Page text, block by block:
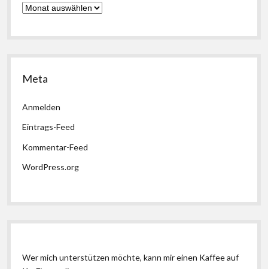
Archiv
Meta
Anmelden
Eintrags-Feed
Kommentar-Feed
WordPress.org
Wer mich unterstützen möchte, kann mir einen Kaffee auf